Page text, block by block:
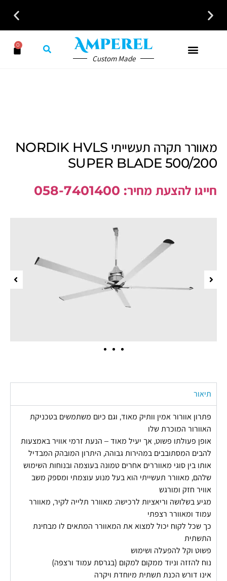
Custom Made
0
מאוורר תקרה תעשייתי NORDIK HVLS
SUPER BLADE 500/200
חייגו להצעת מחיר: 058-7401400
תיאור
פתרון אוורור אמין וותיק מאוד, וגם כיום משתמשים בטכניקת
האוורור המוכרת שלו
אופן פעולתו פשוט, אך יעיל מאוד – הנעת זרמי אוויר באמצעות
להבים המסתובבים במהירות גבוהה, היתרון המובהק המבדיל
אותו בין סוגי מאווררים אחרים טמונה בעוצמה ובנוחות השימוש
שלהם, מאוורר תעשייתי הוא בעל מנוע עוצמתי ומספק משב
אוויר חזק ומורגש
מגיע בשלושה וריאציות לרכישה: מאוורר תלייה לקיר, מאוורר
עמוד ומאוורר רצפתי
כך שכל לקוח יכול למצוא את המאוורר המתאים לו מבחינת
התשתית
פשוט וקל להפעלה ושימוש
נוח להזזה וניוד ממקום למקום (בגרסת עמוד ורצפה)
אינו דורש הכנת תשתית מיוחדת ויקרה